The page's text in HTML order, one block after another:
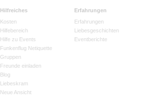
Hilfreiches
Kosten
Hilfebereich
Hilfe zu Events
Funkenflug Netiquette
Gruppen
Freunde einladen
Blog
Liebeskram
Neue Ansicht
Erfahrungen
Erfahrungen
Liebesgeschichten
Eventberichte